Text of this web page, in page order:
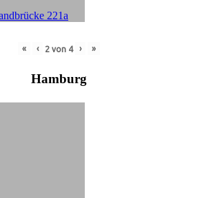
« ‹ 2von 4 › »
Hamburg